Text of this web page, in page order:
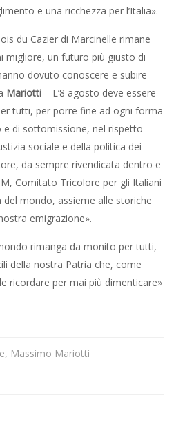
e una ricchezza per l’Italia».
du Cazier di Marcinelle rimane
migliore, un futuro più giusto di
dovuto conoscere e subire
Mariotti – L’8 agosto deve essere
tutti, per porre fine ad ogni forma
di sottomissione, nel rispetto
sociale e della politica dei
da sempre rivendicata dentro e
Comitato Tricolore per gli Italiani
mondo, assieme alle storiche
emigrazione».
rimanga da monito per tutti,
della nostra Patria che, come
ricordare per mai più dimenticare»
, Massimo Mariotti